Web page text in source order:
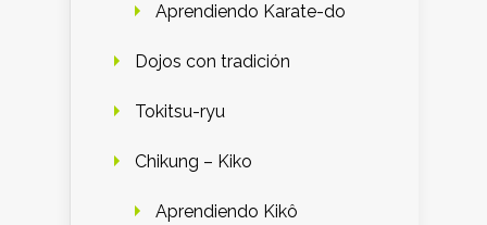
Aprendiendo Karate-do
Dojos con tradición
Tokitsu-ryu
Chikung – Kiko
Aprendiendo Kikô